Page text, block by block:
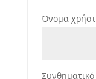
Όνομα
Συνθηματικό